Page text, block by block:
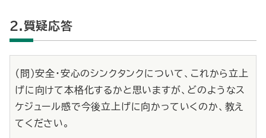
2.質疑応答
（問）安全・安心のシンクタンクについて、これから立上
げに向けて本格化するかと思いますが、どのようなス
ケジュール感で今後立上げに向かっていくのか、教え
てください。